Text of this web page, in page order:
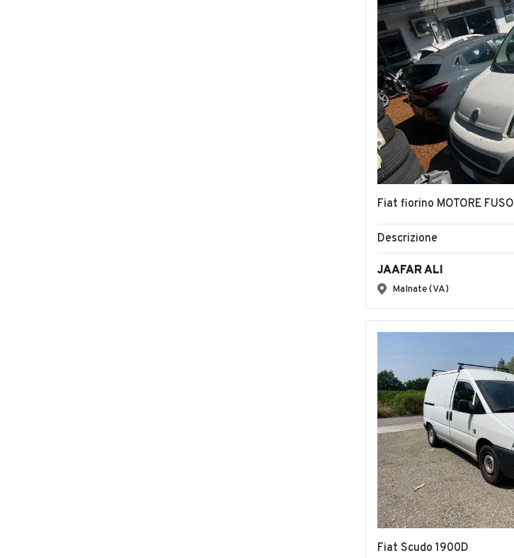
Fiat fiorino MOTORE FUSO
Descrizione
JAAFAR ALI
Malnate (VA)
Fiat Scudo 1900D